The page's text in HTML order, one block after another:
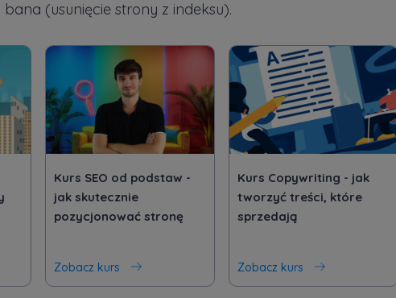
(usunięcie strony z indeksu).
Kurs SEO od podstaw -
jak skutecznie
pozycjonować stronę
Zobacz kurs
Kurs Copywriting - jak
tworzyć treści, które
sprzedają
Zobacz kurs